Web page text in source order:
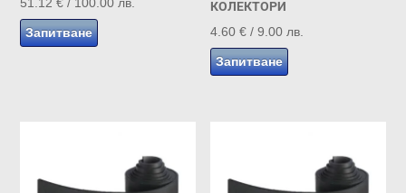
Запитване
КОЛЕКТОРИ
4.60€ / 9.00 лв.
Запитване